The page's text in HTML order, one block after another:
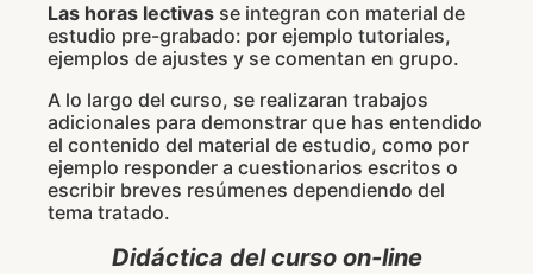
Las horas lectivas se integran con material de
estudio pre-grabado: por ejemplo tutoriales,
ejemplos de ajustes y se comentan en grupo.
A lo largo del curso, se realizaran trabajos
adicionales para demonstrar que has entendido
el contenido del material de estudio, como por
ejemplo responder a cuestionarios escritos o
escribir breves resúmenes dependiendo del
tema tratado.
Didáctica del curso on-line